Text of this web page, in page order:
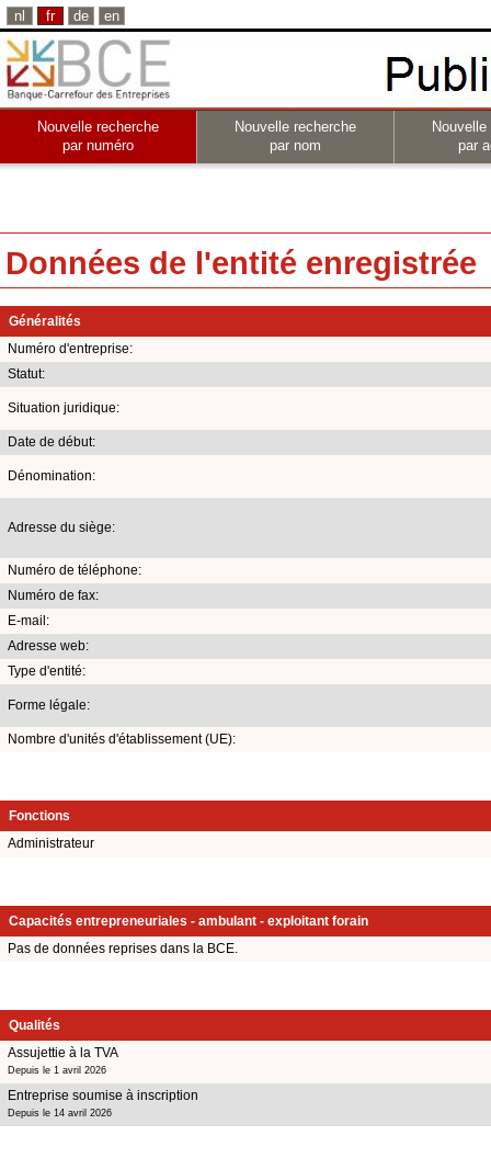
nl fr de en
Nouvelle recherche
par numéro
Nouvelle recherche
par nom
par
Données de l'entité enregistrée
Généralités
Numéro d'entreprise:
Statut:
Situation juridique:
Date de début:
Dénomination:
Adresse du siège:
Numéro de téléphone:
Numéro de fax:
E-mail:
Adresse web:
Type d'entité:
Forme légale:
Nombre d'unités d'établissement (UE):
Fonctions
Administrateur
Capacités entrepreneuriales - ambulant - exploitant forain
Pas de données reprises dans la BCE.
Qualités
Assujettie à la TVA
Depuis le 1 avril 2026
Entreprise soumise à inscription
Depuis le 14 avril 2026